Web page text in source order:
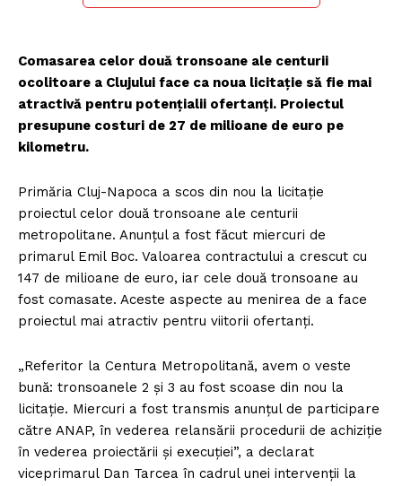
Comasarea celor două tronsoane ale centurii
ocolitoare a Clujului face ca noua licitație să fie mai
atractivă pentru potențialii ofertanți. Proiectul
presupune costuri de 27 de milioane de euro pe
kilometru.
Primăria Cluj-Napoca a scos din nou la licitație
proiectul celor două tronsoane ale centurii
metropolitane. Anunțul a fost făcut miercuri de
primarul Emil Boc. Valoarea contractului a crescut cu
147 de milioane de euro, iar cele două tronsoane au
fost comasate. Aceste aspecte au menirea de a face
proiectul mai atractiv pentru viitorii ofertanți.
„Referitor la Centura Metropolitană, avem o veste
bună: tronsoanele 2 și 3 au fost scoase din nou la
licitație. Miercuri a fost transmis anunțul de participare
către ANAP, în vederea relansării procedurii de achiziție
în vederea proiectării și execuției”, a declarat
viceprimarul Dan Tarcea în cadrul unei intervenții la